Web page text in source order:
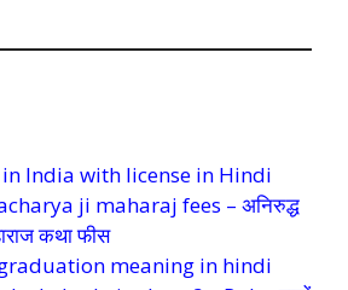
India with license in Hindi
ji maharaj fees – अनिरुद्ध
कथा फीस
meaning in hindi